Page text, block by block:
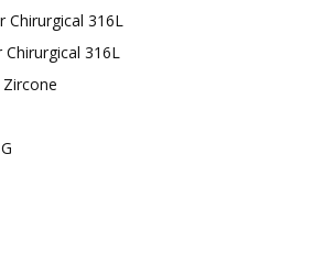
Chirurgical 316L
Chirurgical 316L